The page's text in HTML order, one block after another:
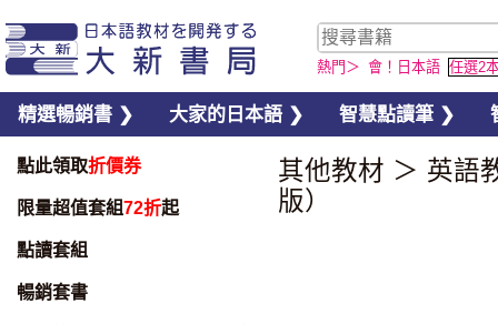
熱門＞ 會！日本語 任選2
精選暢銷書 ❯ 大家的日本語 ❯ 智慧點讀筆 ❯
點此領取折價券
限量超值套組72折起
點讀套組
暢銷套書
其他教材 ＞ 英語
版）